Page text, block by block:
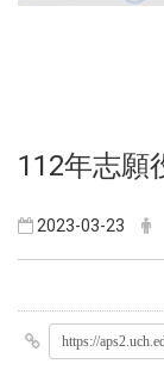
112年志願
2023-03-23
https://